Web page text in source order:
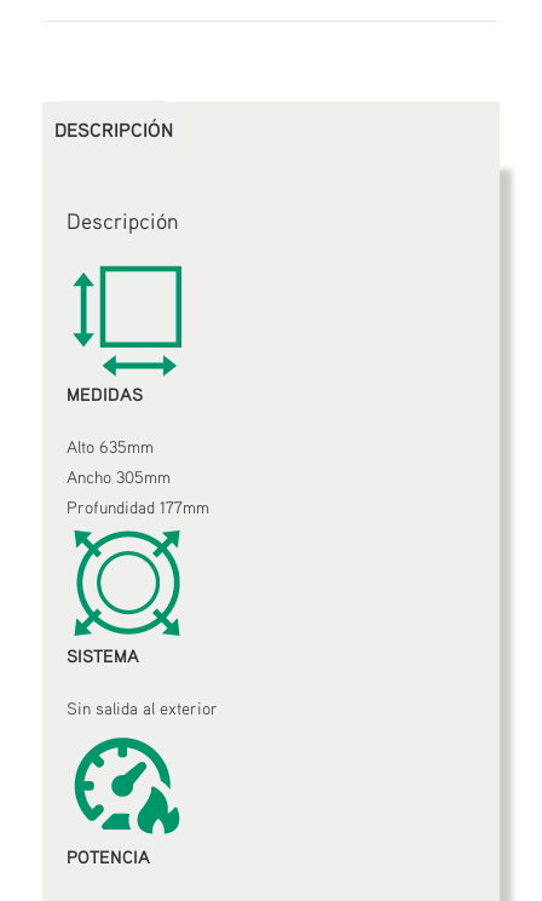
DESCRIPCIÓN
Descripción
MEDIDAS
Alto 635mm
Ancho 305mm
Profundidad 177mm
SISTEMA
Sin salida al exterior
POTENCIA